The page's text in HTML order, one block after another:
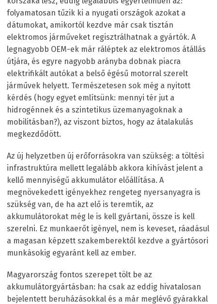
folyamatosan tűzik ki a nyugati országok azokat a
dátumokat, amikortól kezdve már csak tisztán
elektromos járműveket regisztrálhatnak a gyártók. A
legnagyobb OEM-ek már ráléptek az elektromos átállás
útjára, és egyre nagyobb arányba dobnak piacra
elektrifikált autókat a belső égésű motorral szerelt
járművek helyett. Természetesen sok még a nyitott
kérdés (hogy egyet említsünk: mennyi tér jut a
hidrogénnek és a szintetikus üzemanyagoknak a
mobilitásban?), az viszont biztos, hogy az átalakulás
megkezdődött.
Az új helyzetben új erőforrásokra van szükség: a töltési
infrastruktúra mellett legalább akkora kihívást jelent a
kellő mennyiségű akkumulátor előállítása. A
megnövekedett igényekhez rengeteg nyersanyagra is
szükség van, de ha azt elő is teremtik, az
akkumulátorokat még le is kell gyártani, össze is kell
szerelni. Ez munkaerőt igényel, nem is keveset, ráadásul
a magasan képzett szakemberektől kezdve a gyártósori
munkásokig egyaránt kell az ember.
Magyarország fontos szerepet tölt be az
akkumulátorgyártásban: ha csak az eddig hivatalosan
bejelentett beruházásokkal és a már meglévő gyárakkal